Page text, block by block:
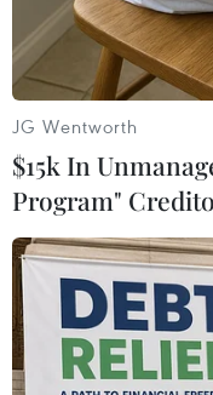
Giao diện trang web
Ngày 10/11, đội
Tổng thống đắc
JG Wentworth
$15k In
Program"